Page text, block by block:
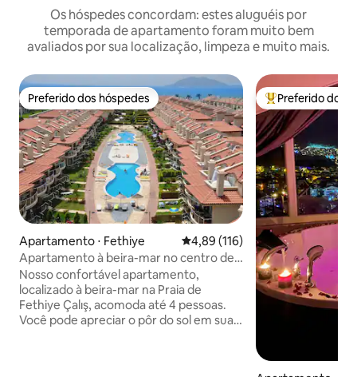
Os hóspedes concordam: estes aluguéis por
temporada de apartamento foram muito bem
avaliados por sua localização, limpeza e muito mais.
Preferido dos hóspedes
Preferido dos hóspedes
Apartamento ⋅ Fethiye 4,89 de uma avaliação média de
4,89 (116)
Apartamento à beira-mar no centro de
Fethiye - 1
Nosso confortável apartamento,
localizado à beira-mar na Praia de
Fethiye Çalış, acomoda até 4 pessoas.
Você pode apreciar o pôr do sol em sua
Entre os
Preferido dos